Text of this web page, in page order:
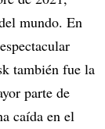
mundo. En
también fue la
parte de
caída en el